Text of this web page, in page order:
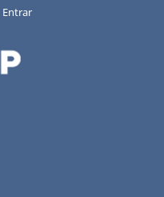
Entrar